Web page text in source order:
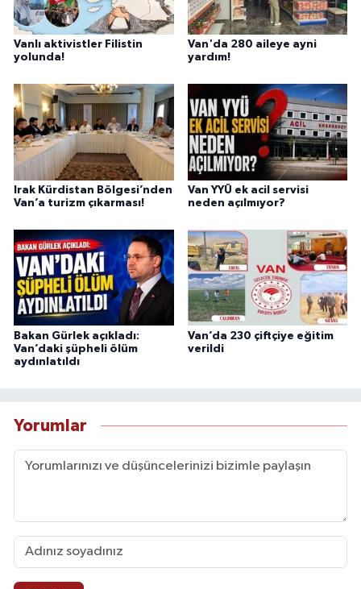
Vanlı aktivistler Filistin
yolunda!
Van'da 280 aileye ayni
yardım!
Irak Kürdistan Bölgesi’nden
Van’a turizm çıkarması!
Van YYÜ ek acil servisi
neden açılmıyor?
Bakan Gürlek açıkladı:
Van’daki şüpheli ölüm
aydınlatıldı
Van’da 230 çiftçiye eğitim
verildi
Yorumlar